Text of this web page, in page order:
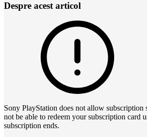
Despre acest articol
Sony PlayStation does not allow
not be able to redeem your subscription card
subscription ends.